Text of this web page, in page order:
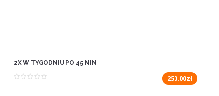
2X W TYGODNIU PO 45 MIN
250.00zł